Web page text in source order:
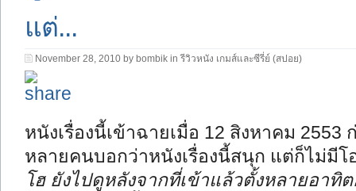
แต่...
November 28, 2010 by bombik inรีวิวหนัง เกมส์และซีรี่ย์ (สปอย)
หนังเรื่องนี้เข้าฉายเมื่อ 12 สิงหาคม 2553
หลายคนบอกว่าหนังเรื่องนี้สนุก แต่ก็ไม่มีโ
โฮ ยังไปดูหลังจากที่เข้าแล้วตั้งหลายอาทิ